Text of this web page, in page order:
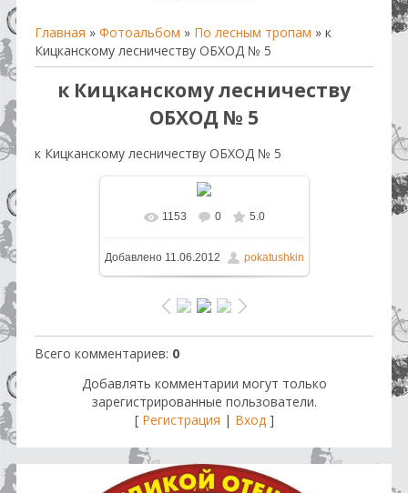
Главная » Фотоальбом » По лесным тропам » к
Кицканскому лесничеству ОБХОД № 5
к Кицканскому лесничеству
ОБХОД № 5
к Кицканскому лесничеству ОБХОД № 5
В реальном размере 640x481
156.4Kb
1153 0 5.0
Добавлено11.06.2012 pokatushkin
Всего комментариев: 0
Добавлять комментарии могут только
зарегистрированные пользователи.
[ Регистрация | Вход]